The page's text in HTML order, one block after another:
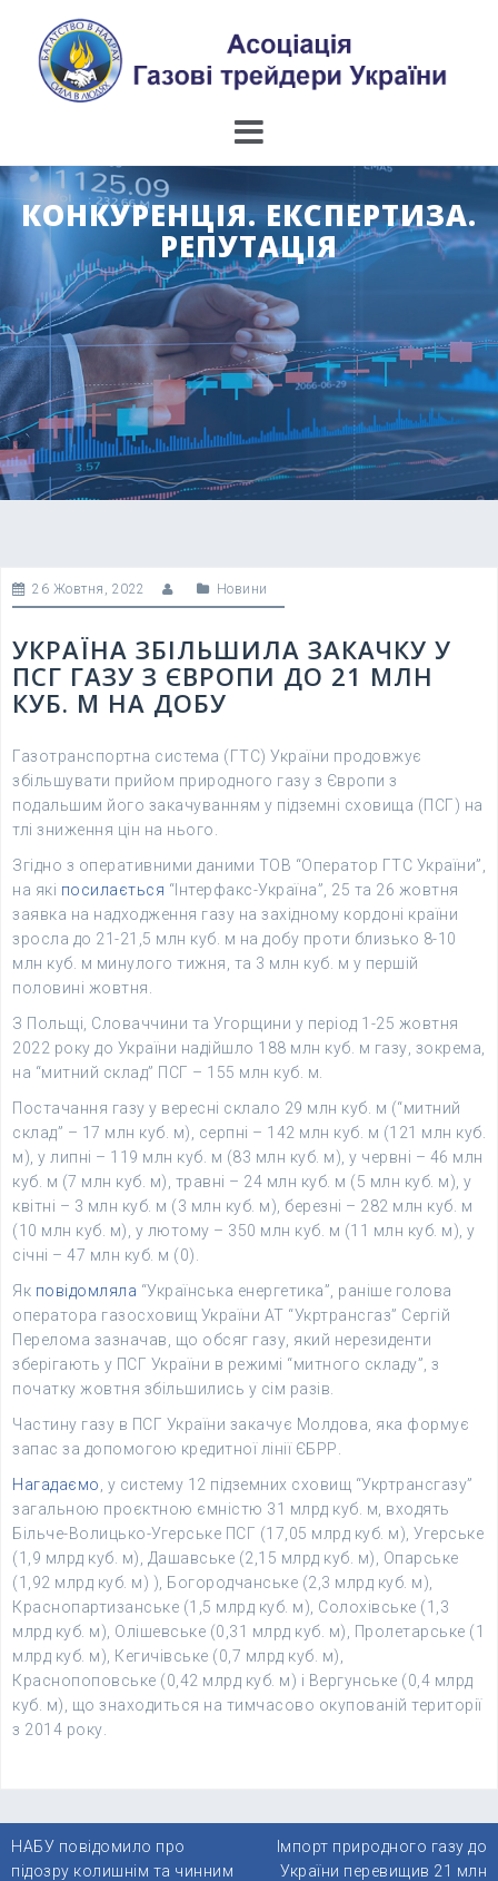
content
КОНКУРЕНЦІЯ. ЕКСПЕРТИЗА.
РЕПУТАЦІЯ
26 Жовтня, 2022 Новини
УКРАЇНА ЗБІЛЬШИЛА ЗАКАЧКУ У
ПСГ ГАЗУ З ЄВРОПИ ДО 21 МЛН
КУБ. М НА ДОБУ
Газотранспортна система (ГТС) України продовжує
збільшувати прийом природного газу з Європи з
подальшим його закачуванням у підземні сховища (ПСГ) на
тлі зниження цін на нього.
Згідно з оперативними даними ТОВ “Оператор ГТС України”,
на які посилається “Інтерфакс-Україна”, 25 та 26 жовтня
заявка на надходження газу на західному кордоні країни
зросла до 21-21,5 млн куб. м на добу проти близько 8-10
млн куб. м минулого тижня, та 3 млн куб. м у першій
половині жовтня.
З Польщі, Словаччини та Угорщини у період 1-25 жовтня
2022 року до України надійшло 188 млн куб. м газу, зокрема,
на “митний склад” ПСГ – 155 млн куб. м.
Постачання газу у вересні склало 29 млн куб. м (“митний
склад” – 17 млн куб. м), серпні – 142 млн куб. м (121 млн куб.
м), у липні – 119 млн куб. м (83 млн куб. м), у червні – 46 млн
куб. м (7 млн куб. м), травні – 24 млн куб. м (5 млн куб. м), у
квітні – 3 млн куб. м (3 млн куб. м), березні – 282 млн куб. м
(10 млн куб. м), у лютому – 350 млн куб. м (11 млн куб. м), у
січні – 47 млн куб. м (0).
Як повідомляла “Українська енергетика”, раніше голова
оператора газосховищ України АТ “Укртрансгаз” Сергій
Перелома зазначав, що обсяг газу, який нерезиденти
зберігають у ПСГ України в режимі “митного складу”, з
початку жовтня збільшились у сім разів.
Частину газу в ПСГ України закачує Молдова, яка формує
запас за допомогою кредитної лінії ЄБРР.
Нагадаємо , у систему 12 підземних сховищ “Укртрансгазу”
загальною проєктною ємністю 31 млрд куб. м, входять
Більче-Волицько-Угерське ПСГ (17,05 млрд куб. м), Угерське
(1,9 млрд куб. м), Дашавське (2,15 млрд куб. м), Опарське
(1,92 млрд куб. м) ), Богородчанське (2,3 млрд куб. м),
Краснопартизанське (1,5 млрд куб. м), Солохівське (1,3
млрд куб. м), Олішевське (0,31 млрд куб. м), Пролетарське (1
млрд куб. м), Кегичівське (0,7 млрд куб. м),
Краснопоповське (0,42 млрд куб. м) і Вергунське (0,4 млрд
куб. м), що знаходиться на тимчасово окупованій території
з 2014 року.
Навігація
записів
НАБУ повідомило про
підозру колишнім та чинним
Імпорт природного газу до
України перевищив 21 млн